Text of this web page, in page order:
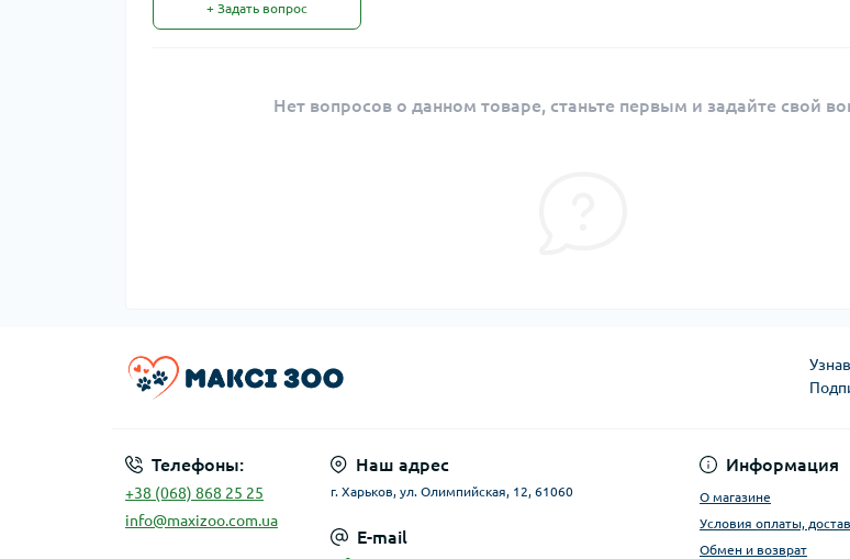
+ Задать вопрос
Нет вопросов о данном товаре, станьте первым и задайте свой
Телефоны:
+38 (068) 868 25 25
info@maxizoo.com.ua
Наш адрес
г. Харьков, ул. Олимпийская, 12, 61060
E-mail
Информация
О магазине
Условия оплаты,
Обмен и возврат